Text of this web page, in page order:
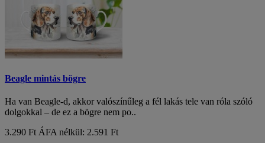
Beagle mintás bögre
Ha van Beagle-d, akkor valószínűleg a fél lakás tele van róla szóló
dolgokkal – de ez a bögre nem po..
3.290 Ft ÁFA nélkül: 2.591 Ft